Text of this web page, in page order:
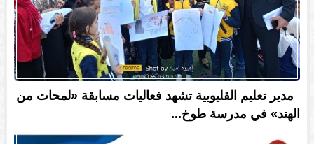
مدير تعليم القليوبية تشهد فعاليات مسابقة «لمحات من
الهند» في مدرسة طوخ...